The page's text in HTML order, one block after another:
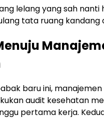
lelang yang sah
tata ruang kandang
baru ini,
audit kesehatan
pertama kerja.